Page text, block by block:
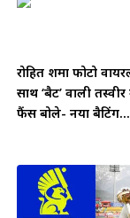
रोहित शर्मा फोटो
साथ ‘बैट’ वाली
फैंस बोले- नया बैटिंग...